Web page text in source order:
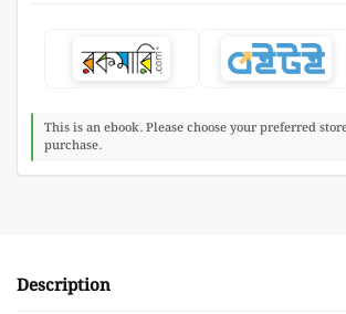
This is an ebook. Please choose your preferred
purchase.
Description